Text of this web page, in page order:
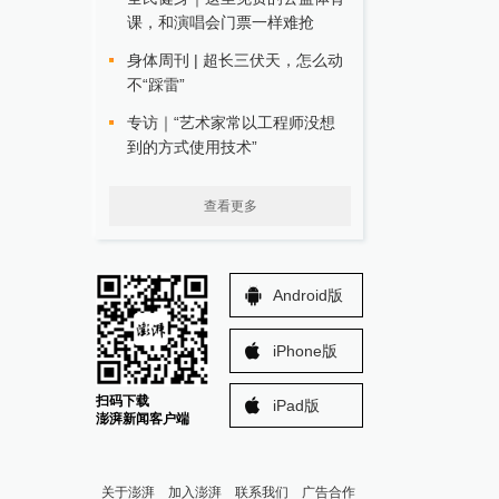
课，和演唱会门票一样难抢
身体周刊 | 超长三伏天，怎么动
不“踩雷”
专访｜“艺术家常以工程师没想
到的方式使用技术”
查看更多
扫码下载
澎湃新闻客户端
Android版
iPhone版
iPad版
关于澎湃 加入澎湃 联系我们 广告合作